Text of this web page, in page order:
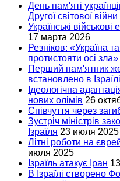
День пам'яті
Другої світової війни
Українські
17 марта 2026
Резніков: «Україна
протистояти осі зла»
Перший пам'ятник
встановлено в Ізраїлі
Ідеологічна
нових олімів 26
Співчуття через
Зустріч міністрів
Ізраїля 23 июля 2025
Літні роботи на
июля 2025
Ізраїль атакує Іран
В Ізраїлі створено